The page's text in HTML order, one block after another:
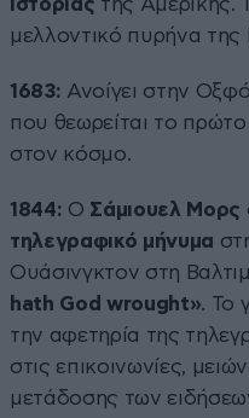
μελλοντικό πυρήνα
1683: Ανοίγει στην
που θεωρείται το
στον κόσμο.
1844: Ο Σάμιουελ Μορς
τηλεγραφικό μήνυμα
Ουάσινγκτον στη
hath God wrought». Το
την αφετηρία της
στις επικοινωνίες,
μετάδοσης των